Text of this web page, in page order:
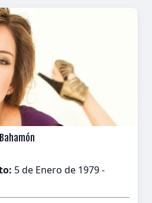
5 de Enero de 1979 -